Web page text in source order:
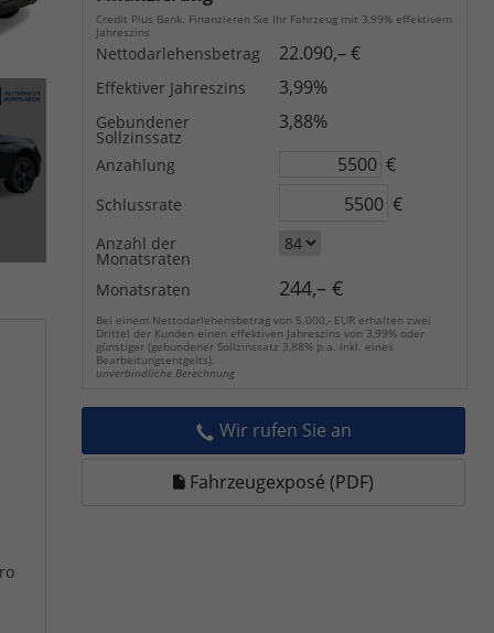
Credit Plus Bank. Finanzieren Sie Ihr Fahrzeug mit 3,99% effektivem
Jahreszins
Nettodarlehensbetrag 22.090,– €
Effektiver Jahreszins 3,99%
Gebundener
Sollzinssatz
3,88%
Anzahlung €
Schlussrate €
Anzahl der
Monatsraten
Monatsraten
244,– €
Bei einem Nettodarlehensbetrag von 5.000,- EUR erhalten zwei
Drittel der Kunden einen effektiven Jahreszins von 3,99% oder
günstiger (gebundener Sollzinssatz 3,88% p.a. inkl. eines
Bearbeitungsentgelts).
unverbindliche Berechnung
Wir rufen Sie an
Fahrzeugexposé (PDF)